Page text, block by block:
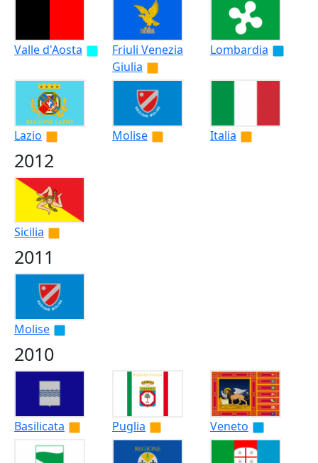
Valle d'Aosta
Friuli Venezia
Giulia
Lombardia
Lazio Molise Italia
2012
Sicilia
2011
Molise
2010
Basilicata Puglia Veneto